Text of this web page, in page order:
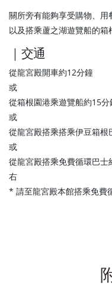
關所旁有能夠享受購物、用
以及搭乘蘆之湖遊覽船的箱
｜交通
從龍宮殿開車約12分鐘
或
從箱根園港乘遊覽船約15分
或
從龍宮殿搭乘搭乘伊豆箱根
或
從龍宮殿搭乘免費循環巴
右
* 請至龍宮殿本館搭乘免費